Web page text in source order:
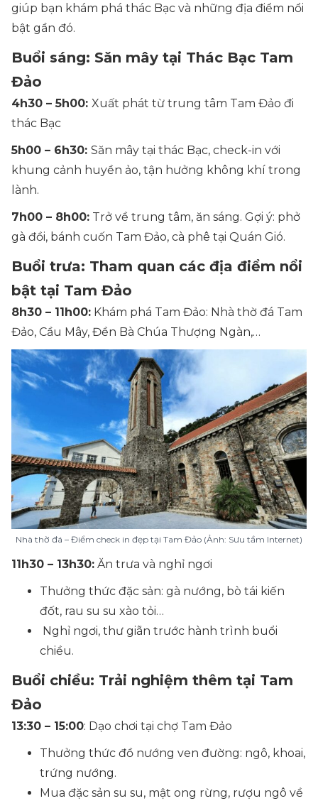
giúp bạn khám phá thác Bạc và những địa điểm nổi
bật gần đó.
Buổi sáng: Săn mây tại Thác Bạc Tam
Đảo
4h30 – 5h00: Xuất phát từ trung tâm Tam Đảo đi
thác Bạc
5h00 – 6h30: Săn mây tại thác Bạc, check-in với
khung cảnh huyền ảo, tận hưởng không khí trong
lành.
7h00 – 8h00: Trở về trung tâm, ăn sáng. Gợi ý: phở
gà đồi, bánh cuốn Tam Đảo, cà phê tại Quán Gió.
Buổi trưa: Tham quan các địa điểm nổi
bật tại Tam Đảo
8h30 – 11h00: Khám phá Tam Đảo: Nhà thờ đá Tam
Đảo, Cầu Mây, Đền Bà Chúa Thượng Ngàn,…
Nhà thờ đá – Điểm check in đẹp tại Tam Đảo (Ảnh: Sưu tầm Internet)
11h30 – 13h30: Ăn trưa và nghỉ ngơi
Thưởng thức đặc sản: gà nướng, bò tái kiến
đốt, rau su su xào tỏi…
Nghỉ ngơi, thư giãn trước hành trình buổi
chiều.
Buổi chiều: Trải nghiệm thêm tại Tam
Đảo
13:30 – 15:00: Dạo chơi tại chợ Tam Đảo
Thưởng thức đồ nướng ven đường: ngô, khoai,
trứng nướng.
Mua đặc sản su su, mật ong rừng, rượu ngô về